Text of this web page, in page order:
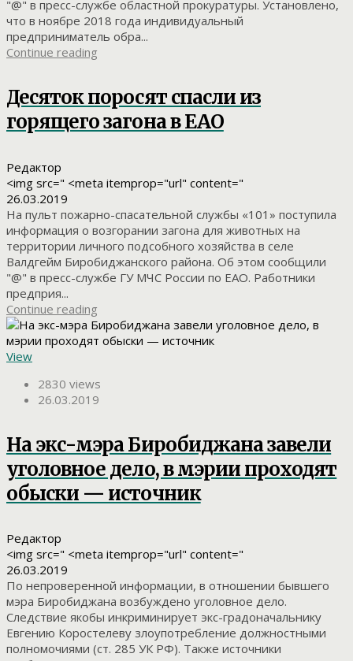
"@" в пресс-службе областной прокуратуры. Установлено,
что в ноябре 2018 года индивидуальный
предприниматель обра...
Continue reading
Десяток поросят спасли из
горящего загона в ЕАО
Редактор
<img src=" <meta itemprop="url" content="
26.03.2019
На пульт пожарно-спасательной службы «101» поступила
информация о возгорании загона для животных на
территории личного подсобного хозяйства в селе
Валдгейм Биробиджанского района. Об этом сообщили
"@" в пресс-службе ГУ МЧС России по ЕАО. Работники
предприя...
Continue reading
View
2830 views
26.03.2019
На экс-мэра Биробиджана завели
уголовное дело, в мэрии проходят
обыски — источник
Редактор
<img src=" <meta itemprop="url" content="
26.03.2019
По непроверенной информации, в отношении бывшего
мэра Биробиджана возбуждено уголовное дело.
Следствие якобы инкриминирует экс-градоначальнику
Евгению Коростелеву злоупотребление должностными
полномочиями (ст. 285 УК РФ). Также источники